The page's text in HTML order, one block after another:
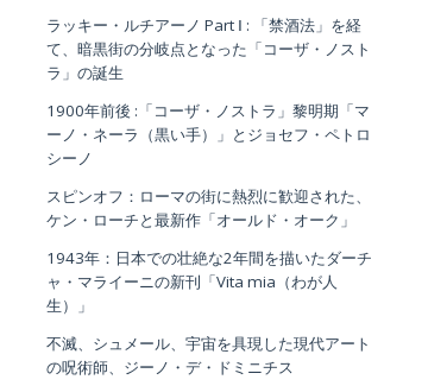
ラッキー・ルチアーノ Part Ⅰ : 「禁酒法」を経
て、暗黒街の分岐点となった「コーザ・ノスト
ラ」の誕生
1900年前後 :「コーザ・ノストラ」黎明期「マ
ーノ・ネーラ（黒い手）」とジョセフ・ペトロ
シーノ
スピンオフ：ローマの街に熱烈に歓迎された、
ケン・ローチと最新作「オールド・オーク」
1943年：日本での壮絶な2年間を描いたダーチ
ャ・マライーニの新刊「Vita mia（わが人
生）」
不滅、シュメール、宇宙を具現した現代アート
の呪術師、ジーノ・デ・ドミニチス